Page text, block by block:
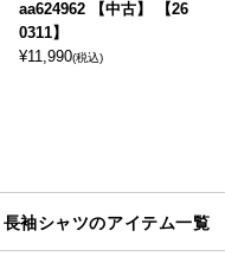
aa624962 【中古】 【26
0311】
¥11,990(税込)
長袖シャツのアイテム一覧